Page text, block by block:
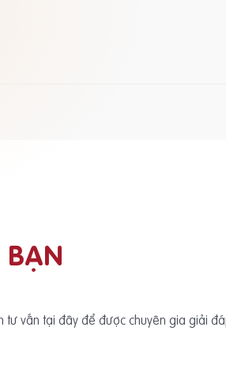
BẠN
tư vấn tại đây để được chuyên gia giải